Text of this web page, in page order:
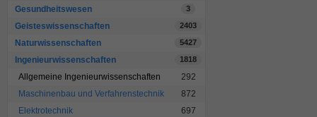
Gesundheitswesen 3
Geisteswissenschaften 2403
Naturwissenschaften 5427
Ingenieurwissenschaften 1818
Allgemeine Ingenieurwissenschaften
292
Maschinenbau und Verfahrenstechnik
872
Elektrotechnik
697